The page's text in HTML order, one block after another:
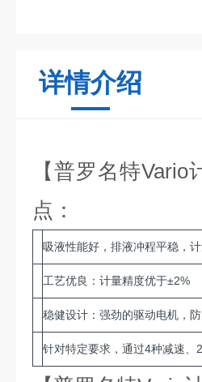
详情介绍
【普罗名特
点：
吸液性能好，排液冲程平稳，
工艺优良：计量精度优于±2%
稳健设计：强劲的驱动电机，
针对特定要求，通过4种减速、